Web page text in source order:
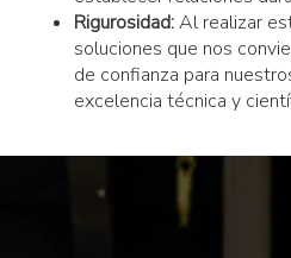
Rigurosidad:Al realizar
soluciones que nos
de confianza para
excelencia técnica y